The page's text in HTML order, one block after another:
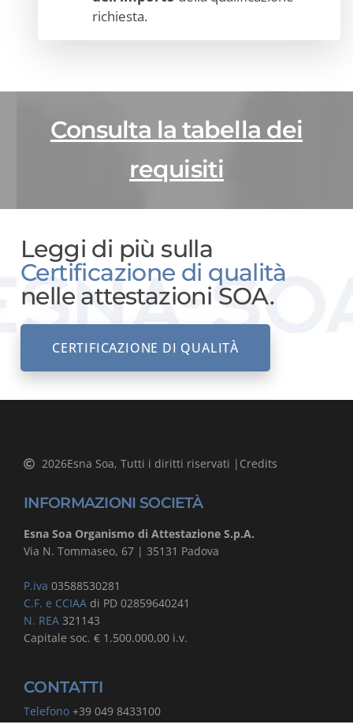
richiesta.
Consulta la tabella dei
requisiti
Leggi di più sulla
Certificazione di qualità
nelle attestazioni SOA.
CERTIFICAZIONE DI QUALITÀ
2026Esna Soa, Tutti i diritti riservati | Credits
INFORMAZIONI SOCIETÀ
Esna Soa Organismo di Attestazione S.p.A.
Via N. Tommaseo, 67 | 35131 Padova
P.iva 03588530281
C.F. e CCIAA di PD 02859640241
N. REA 321143
Capitale soc. € 1.500.000,00 i.v.
CONTATTI
Telefono +39 049 8433100